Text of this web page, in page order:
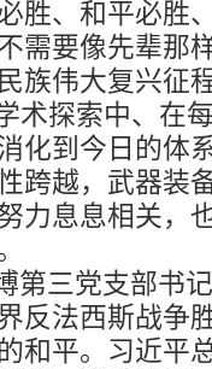
胜、和平必胜
需要像先辈那
族伟大复兴征
术探索中、在
化到今日的体
跨越，武器装
力息息相关，
第三党支部书
反法西斯战争
和平。习近平